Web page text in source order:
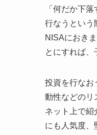
「何だか下
行なうという
NISAにおき
とにすれば、
投資を行なお
動性などのリ
ネット上で紹
にも人気度、